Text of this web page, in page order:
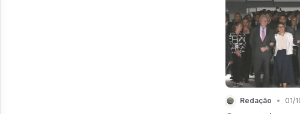
Redação • 01/